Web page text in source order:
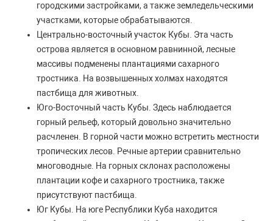
городскими застройками, а также земледельческими
участками, которые обрабатываются.
Центрально-восточный участок Кубы. Эта часть
острова является в основном равнинной, лесные
массивы подменены плантациями сахарного
тростника. На возвышенных холмах находятся
пастбища для животных.
Юго-Восточный часть Кубы. Здесь наблюдается
горный рельеф, который довольно значительно
расчленен. В горной части можно встретить местности
тропических лесов. Речные артерии сравнительно
многоводные. На горных склонах расположены
плантации кофе и сахарного тростника, также
присутствуют пастбища.
Юг Кубы. На юге Республики Куба находится